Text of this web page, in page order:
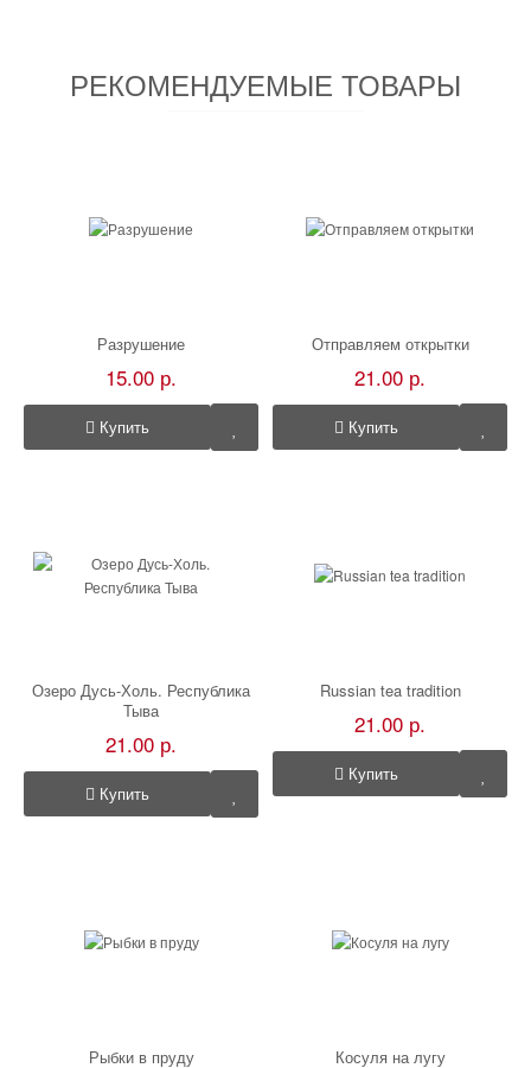
РЕКОМЕНДУЕМЫЕ ТОВАРЫ
Разрушение
15.00 р.
Купить
Отправляем открытки
21.00 р.
Купить
Озеро Дусь-Холь. Республика
Тыва
21.00 р.
Купить
Russian tea tradition
21.00 р.
Купить
Рыбки в пруду Косуля на лугу